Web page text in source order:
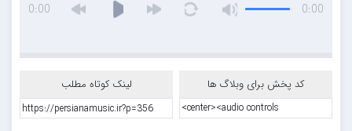
0:00
0:00
کد پخش برای وبلاگ ها لینک کوتاه مطلب